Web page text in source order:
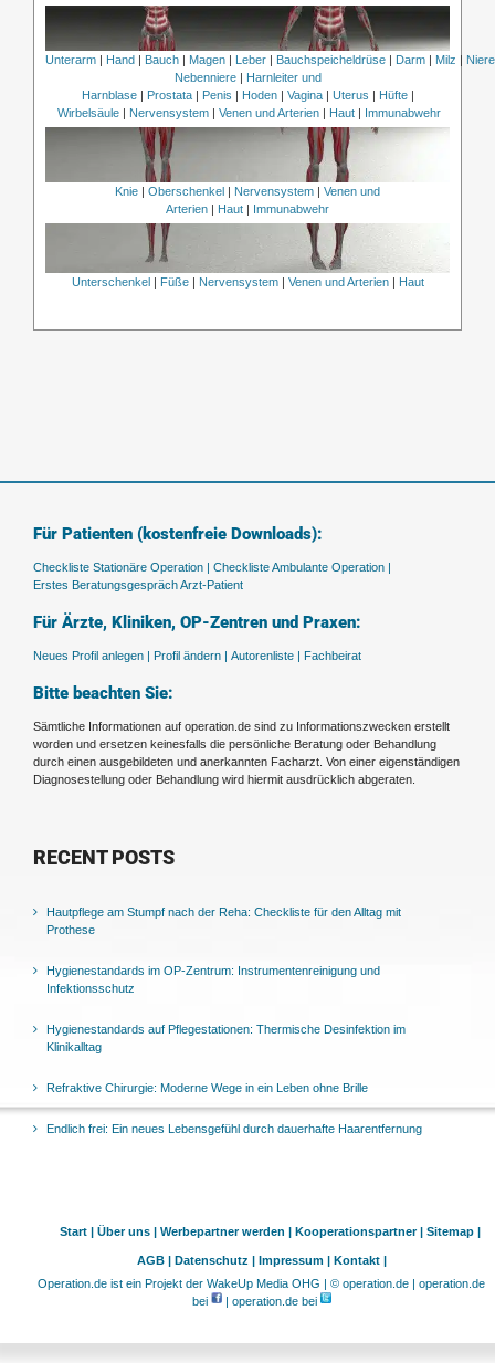
Unterarm| Hand| Bauch| Magen| Leber| Bauchspeicheldrüse| Darm| Milz |
Nebenniere| Harnleiter und
Harnblase| Prostata| Penis | Hoden| Vagina| Uterus | Hüfte|
Wirbelsäule | Nervensystem | Venen und Arterien | Haut | Immunabwehr
Knie Oberschenkel Nervensystem
Venen und
Arterien
Haut Immunabwehr
Unterschenkel Füße| Nervensystem| Venen und Arterien| Haut
Für Patienten (kostenfreie Downloads):
Checkliste Stationäre Operation | Checkliste Ambulante Operation |
Erstes Beratungsgespräch Arzt-Patient
Für Ärzte, Kliniken, OP-Zentren und Praxen:
Neues Profil anlegen | Profil ändern | Autorenliste | Fachbeirat
Bitte beachten Sie:
Sämtliche Informationen auf operation.de sind zu Informationszwecken erstellt
worden und ersetzen keinesfalls die persönliche Beratung oder Behandlung
durch einen ausgebildeten und anerkannten Facharzt. Von einer eigenständigen
Diagnosestellung oder Behandlung wird hiermit ausdrücklich abgeraten.
RECENT POSTS
Hautpflege am Stumpf nach der Reha: Checkliste für den Alltag mit
Prothese
Hygienestandards im OP-Zentrum: Instrumentenreinigung und
Infektionsschutz
Hygienestandards auf Pflegestationen: Thermische Desinfektion im
Klinikalltag
Refraktive Chirurgie: Moderne Wege in ein Leben ohne Brille
Endlich frei: Ein neues Lebensgefühl durch dauerhafte Haarentfernung
Start | Über uns | Werbepartner werden | Kooperationspartner | Sitemap |
AGB | Datenschutz | Impressum | Kontakt |
Operation.de ist ein Projekt der WakeUp Media OHG | © operation.de | operation.de
bei
| operation.de bei